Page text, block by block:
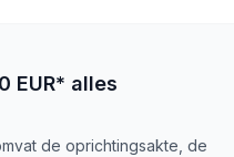
EUR* alles
de oprichtingsakte, de